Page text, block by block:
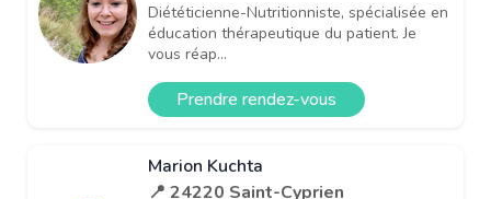
Diététicienne-Nutritionniste, spécialisée en
éducation thérapeutique du patient. Je
vous réap...
Prendre rendez-vous
Marion Kuchta
📍 24220 Saint-Cyprien